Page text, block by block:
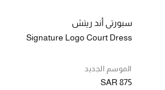
سبورتي أند ريتش
Signature Logo Court Dress
الموسم الجديد
SAR 875